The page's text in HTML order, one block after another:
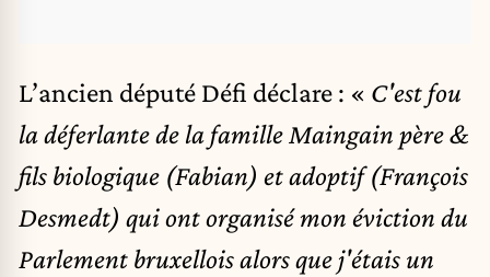
L’ancien député Défi déclare : « C'est fou
la déferlante de la famille Maingain père &
fils biologique (Fabian) et adoptif (François
Desmedt) qui ont organisé mon éviction du
Parlement bruxellois alors que j'étais un